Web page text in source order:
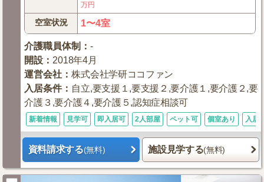
万円
空室状況 1〜4室
介護職員体制 ：-
開設 ： 2018年4月
運営会社 ：株式会社学研ココファン
入居条件： 自立,要支援１,要支援２,要介護１,要介護２,要
介護３,要介護４,要介護５,認知症相談可
新着情報 見学可 即入居可 2人部屋 ペット可 個室あり 入居
資料請求する(無料) 施設見学する(無料)